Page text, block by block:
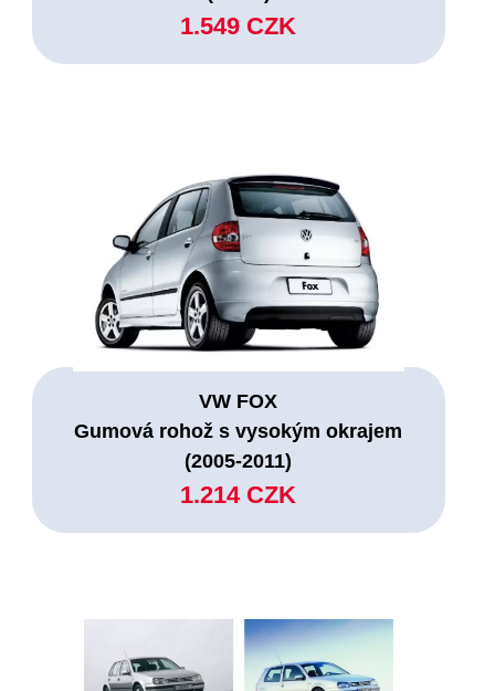
1.549 CZK
VW FOX
Gumová rohož s vysokým okrajem
(2005-2011)
1.214 CZK